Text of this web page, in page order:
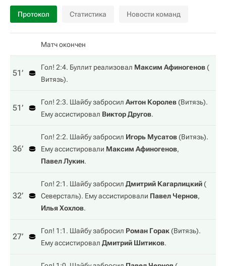
Протокол Статистика Новости команд
Матч окончен
51‎’‎
Гол! 2:4. Буллит реализовал Максим Афиногенов(
Витязь).
51‎’‎
Гол! 2:3. Шайбу забросил Антон Королев(Витязь).
Ему ассистировал Виктор Другов.
36‎’‎
Гол! 2:2. Шайбу забросил Игорь Мусатов(Витязь).
Ему ассистировали Максим Афиногенов,
Павел Лукин.
32‎’‎
Гол! 2:1. Шайбу забросил Дмитрий Кагарлицкий(
Северсталь). Ему ассистировали Павел Чернов,
Илья Хохлов.
27‎’‎
Гол! 1:1. Шайбу забросил Роман Горак(Витязь).
Ему ассистировал Дмитрий Шитиков.